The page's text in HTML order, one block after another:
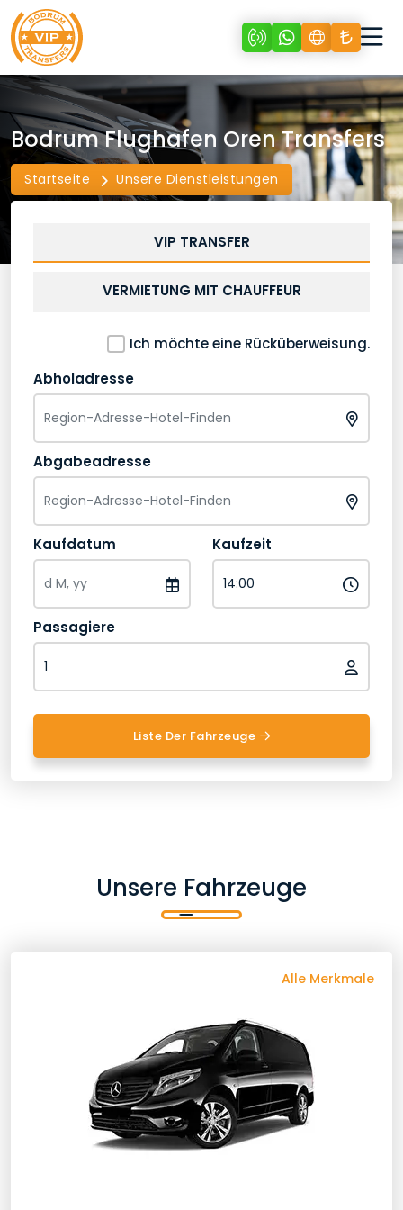
Bodrum Flughafen Oren Transfers
Startseite Unsere Dienstleistungen
VIP TRANSFER
VERMIETUNG MIT CHAUFFEUR
Ich möchte eine Rücküberweisung.
Abholadresse
Abgabeadresse
Kaufdatum Kaufzeit
Passagiere
Liste Der Fahrzeuge
Unsere Fahrzeuge
Alle Merkmale
Fahrzeugmerkmale
6 Gepäck
24/7 Kundenservice
Berufskraftfahrer
Besonderer Service
Bluetooth
Desinfektion
Flug-Tracker
Ihr Besonderes Fahrzeug
Keine Versteckten Kosten
Komfort